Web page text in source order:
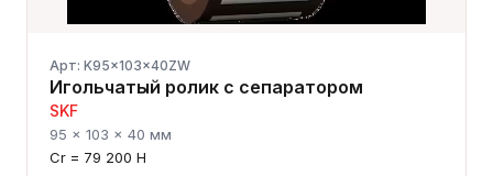
Арт: K95x103x40ZW
Игольчатый ролик с сепаратором
SKF
95 × 103 × 40 мм
Cr = 79 200 Н